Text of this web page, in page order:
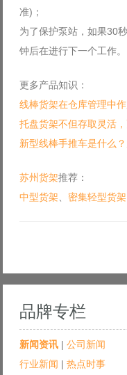
准)；
为了保护泵站，如果30
钟后在进行下一个工作。
更多产品知识：
线棒货架在仓库管理中作
托盘货架不但存取灵活
新型线棒手推车是什么
苏州货架推荐：
中型货架
密集轻型货架
品牌专栏
新闻资讯 | 公司新闻
行业新闻 | 热点时事